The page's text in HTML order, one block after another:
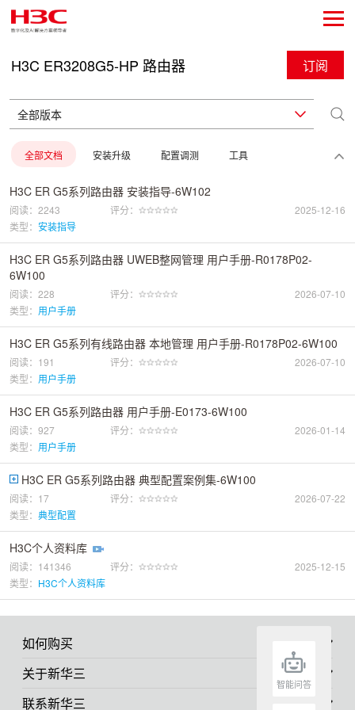
H3C ER3208G5-HP 路由器 订阅
全部文档 安装升级 配置调测 工具
H3C ER G5系列路由器 安装指导-6W102
阅读：2243 评分：
2025-12-16
类型： 安装指导
H3C ER G5系列路由器 UWEB整网管理 用户手册-R0178P02-
6W100
阅读：228 评分：
2026-07-10
类型： 用户手册
H3C ER G5系列有线路由器 本地管理 用户手册-R0178P02-6W100
阅读：191 评分：
2026-07-10
类型： 用户手册
H3C ER G5系列路由器 用户手册-E0173-6W100
阅读：927 评分：
2026-01-14
类型： 用户手册
H3C ER G5系列路由器 典型配置案例集-6W100
阅读：17 评分：
2026-07-22
类型： 典型配置
H3C个人资料库
阅读：141346 评分：
2025-12-15
类型： H3C个人资料库
如何购买
关于新华三
联系新华三
智能问答